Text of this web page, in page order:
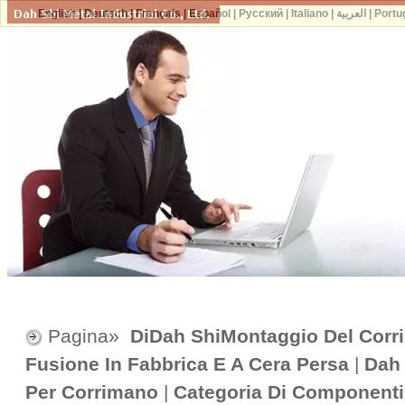
Pagina» DiDah ShiMontaggio Del
Fusione In Fabbrica E A Cera Persa |
Per Corrimano | Categoria Di
English|Deutsch|Français|Español Русский| Italiano| العربية